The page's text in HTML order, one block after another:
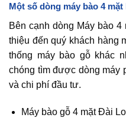
Một số dòng máy bào 4 mặt
Bên cạnh dòng Máy bào
thiệu đến quý khách hàng
thống máy bào gỗ khác
chóng tìm được dòng máy
và chi phí đầu tư.
Máy bào gỗ 4 mặt Đài